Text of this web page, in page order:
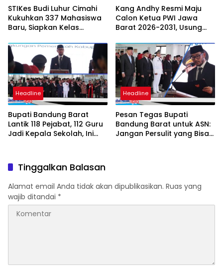
STIKes Budi Luhur Cimahi
Kukuhkan 337 Mahasiswa
Baru, Siapkan Kelas
Student Exchange ke
Filipina
Kang Andhy Resmi Maju
Calon Ketua PWI Jawa
Barat 2026-2031, Usung
Headline
Bupati Bandung Barat
Lantik 118 Pejabat, 112 Guru
Jadi Kepala Sekolah, Ini
Headline
Pesan Tegas Bupati
Bandung Barat untuk ASN:
Jangan Persulit yang Bisa
Tinggalkan Balasan
Alamat email Anda tidak akan dipublikasikan. Ruas yang
wajib ditandai *